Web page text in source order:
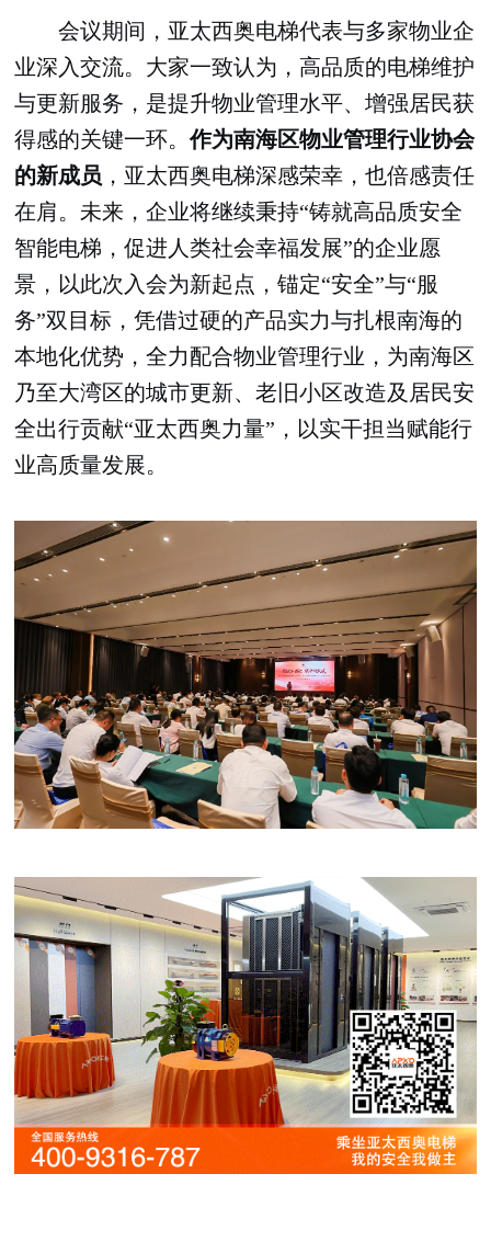
会议期间，亚太西奥电梯代表与多家物业企
业深入交流。大家一致认为，高品质的电梯维护
与更新服务，是提升物业管理水平、增强居民获
得感的关键一环。作为南海区物业管理行业协会
的新成员 ，亚太西奥电梯深感荣幸，也倍感责任
在肩。未来，企业将继续秉持“铸就高品质安全
智能电梯，促进人类社会幸福发展”的企业愿
景，以此次入会为新起点，锚定“安全”与“服
务”双目标，凭借过硬的产品实力与扎根南海的
本地化优势，全力配合物业管理行业，为南海区
乃至大湾区的城市更新、老旧小区改造及居民安
全出行贡献“亚太西奥力量”，以实干担当赋能行
业高质量发展。